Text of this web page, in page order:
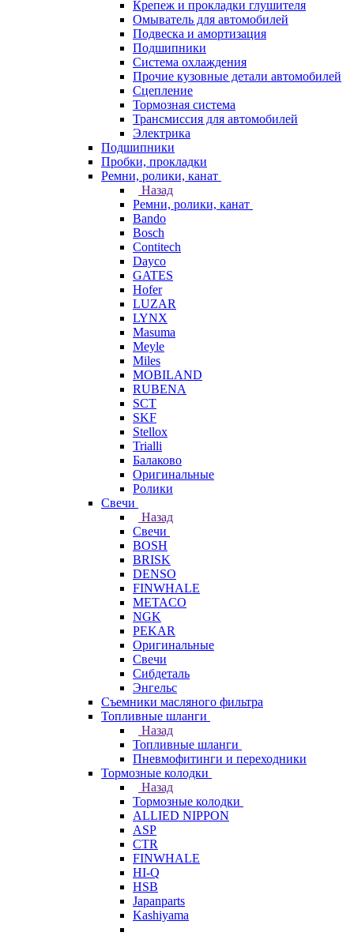
Крепеж и прокладки глушителя
Омыватель для автомобилей
Подвеска и амортизация
Подшипники
Система охлаждения
Прочие кузовные детали автомобилей
Сцепление
Тормозная система
Трансмиссия для автомобилей
Электрика
Подшипники
Пробки, прокладки
Ремни, ролики, канат
Назад
Ремни, ролики, канат
Bando
Bosch
Contitech
Dayco
GATES
Hofer
LUZAR
LYNX
Masuma
Meyle
Miles
MOBILAND
RUBENA
SCT
SKF
Stellox
Trialli
Балаково
Оригинальные
Ролики
Свечи
Назад
Свечи
BOSH
BRISK
DENSO
FINWHALE
METACO
NGK
PEKAR
Оригинальные
Свечи
Сибдеталь
Энгельс
Съемники масляного фильтра
Топливные шланги
Назад
Топливные шланги
Пневмофитинги и переходники
Тормозные колодки
Назад
Тормозные колодки
ALLIED NIPPON
ASP
CTR
FINWHALE
HI-Q
HSB
Japanparts
Kashiyama